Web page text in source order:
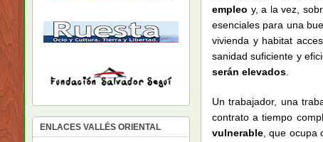
empleo y, a la vez,
esenciales para una
vivienda y habitat
sanidad suficiente y
serán elevados
Un trabajador, una
contrato a tiempo
vulnerable, que ocupa
ENLACES VALLÉS ORIENTAL